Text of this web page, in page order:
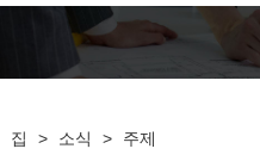
집 > 소식 > 주제